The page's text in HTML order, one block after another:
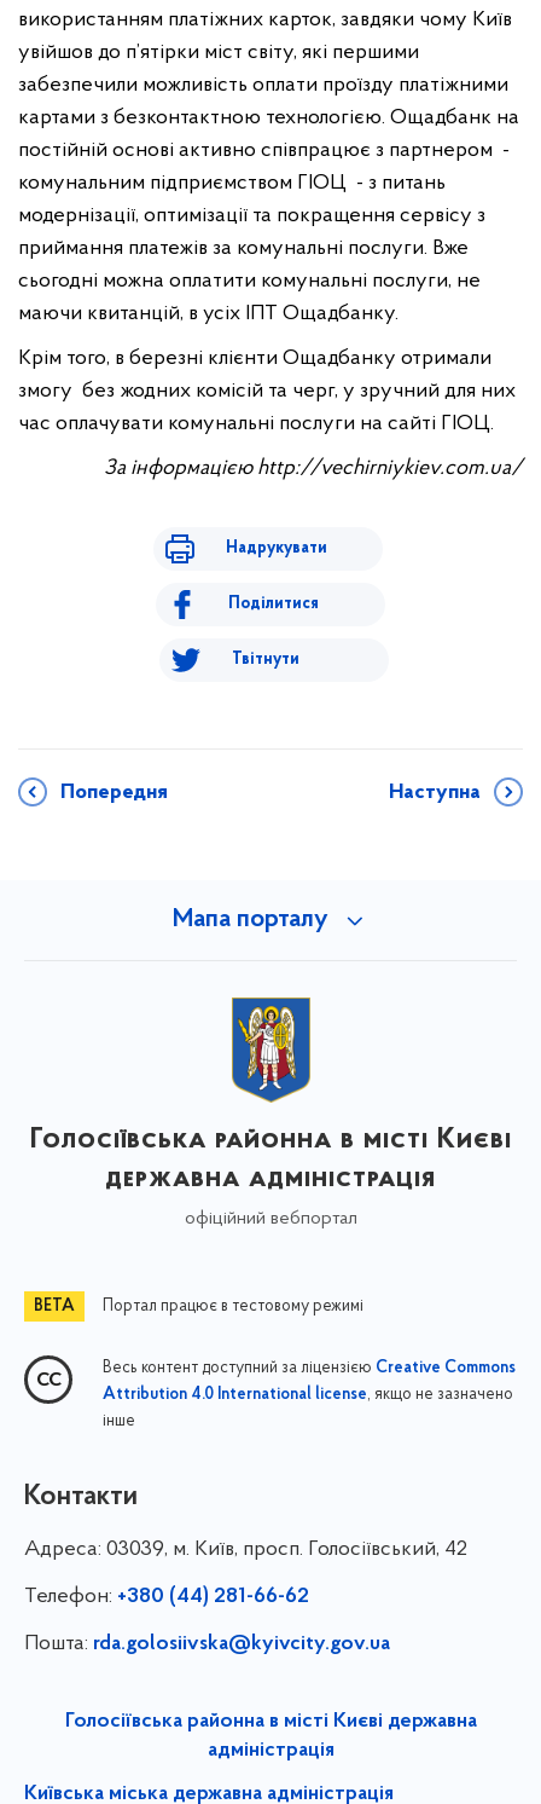
використанням платіжних карток, завдяки чому Київ
увійшов до п’ятірки міст світу, які першими
забезпечили можливість оплати проїзду платіжними
картами з безконтактною технологією. Ощадбанк на
постійній основі активно співпрацює з партнером -
комунальним підприємством ГІОЦ - з питань
модернізації, оптимізації та покращення сервісу з
приймання платежів за комунальні послуги. Вже
сьогодні можна оплатити комунальні послуги, не
маючи квитанцій, в усіх ІПТ Ощадбанку.
Крім того, в березні клієнти Ощадбанку отримали
змогу без жодних комісій та черг, у зручний для них
час оплачувати комунальні послуги на сайті ГІОЦ.
За інформацією http://vechirniykiev.com.ua/
Надрукувати
Поділитися
Твітнути
Попередня Наступна
Мапа порталу
Голосіївська районна в місті Києві
державна адміністрація
офіційний вебпортал
Портал працює в тестовому режимі
Весь контент доступний за ліцензією Creative Commons
Attribution 4.0 International license, якщо не зазначено
інше
Контакти
Адреса: 03039, м. Київ, просп. Голосіївський, 42
Телефон: +380 (44) 281-66-62
Пошта: rda.golosiivska@kyivcity.gov.ua
Голосіївська районна в місті Києві державна
адміністрація
Київська міська державна адміністрація